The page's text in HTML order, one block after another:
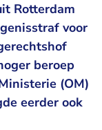
Rotterdam
voor
beroep
(OM)
eerder ook